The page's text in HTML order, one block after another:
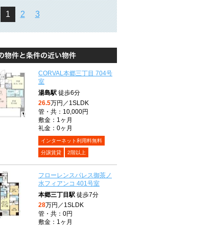
1 2 3
CORVAL本郷三丁目 704号
室
湯島駅 徒歩6分
26.5万円／1SLDK
管・共：10,000円
敷金：1ヶ月
礼金：0ヶ月
インターネット利用料無料
分譲賃貸 2階以上
フローレンスパレス御茶ノ
水フィアンコ 401号室
本郷三丁目駅 徒歩7分
28万円／1SLDK
管・共：0円
敷金：1ヶ月